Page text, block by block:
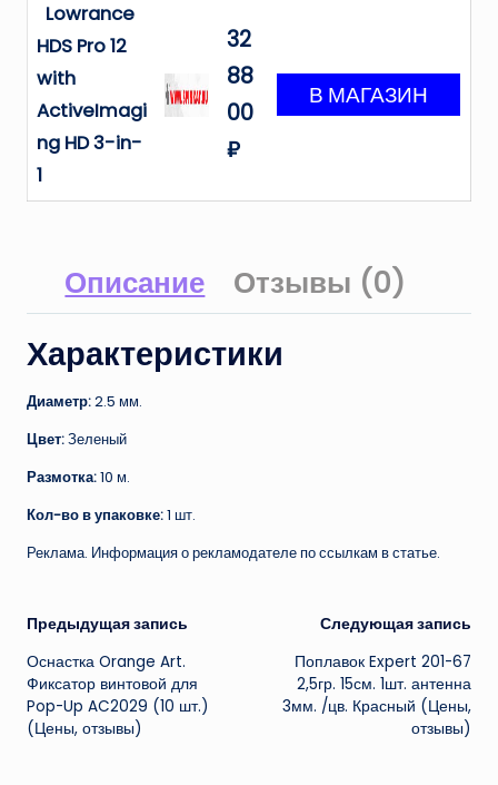
Lowrance
HDS Pro 12
with
ActiveImagi
ng HD 3-in-
1
32
88
00
₽
Описание Отзывы (0)
Характеристики
Диаметр:2.5 мм.
Цвет:Зеленый
Размотка:10 м.
Кол-во в упаковке:1 шт.
Реклама. Информация о рекламодателе по ссылкам в статье.
Навигация
записи
Предыдущая запись
Оснастка Orange Art.
Фиксатор винтовой для
Pop-Up AC2029 (10 шт.)
(Цены, отзывы)
Следующая запись
Поплавок Expert 201-67
2,5гр. 15см. 1шт. антенна
3мм. /цв. Красный (Цены,
отзывы)